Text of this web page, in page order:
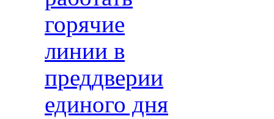
горячие
линии в
преддверии
единого дня